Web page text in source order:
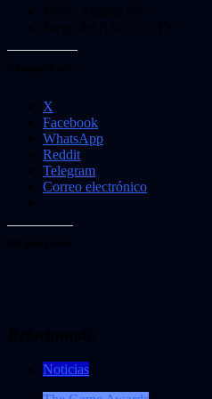
X
Facebook
WhatsApp
Reddit
Telegram
Correo electrónico
Noticias